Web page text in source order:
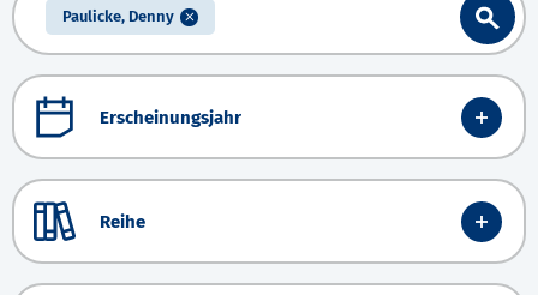
Paulicke, Denny
Erscheinungsjahr
Reihe